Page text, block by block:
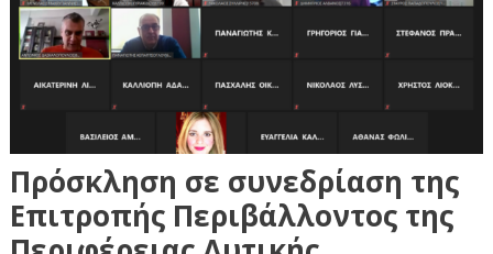
Πρόσκληση σε συνεδρίαση της
Επιτροπής Περιβάλλοντος της